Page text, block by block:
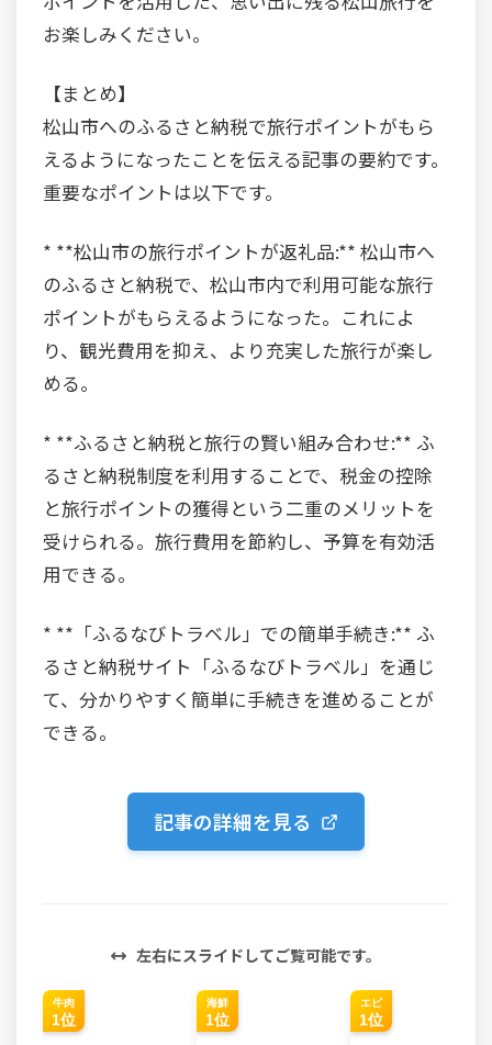
お楽しみください。
【まとめ】
松山市へのふるさと納税で旅行ポイントがもら
えるようになったことを伝える記事の要約です。
重要なポイントは以下です。
* **松山市の旅行ポイントが返礼品:** 松山市へ
のふるさと納税で、松山市内で利用可能な旅行
ポイントがもらえるようになった。これによ
り、観光費用を抑え、より充実した旅行が楽し
める。
* **ふるさと納税と旅行の賢い組み合わせ:** ふ
るさと納税制度を利用することで、税金の控除
と旅行ポイントの獲得という二重のメリットを
受けられる。旅行費用を節約し、予算を有効活
用できる。
* **「ふるなびトラベル」での簡単手続き:** ふ
るさと納税サイト「ふるなびトラベル」を通じ
て、分かりやすく簡単に手続きを進めることが
できる。
記事の詳細を見る
左右にスライドしてご覧可能です。
牛肉
1位
海鮮
1位
エビ
1位